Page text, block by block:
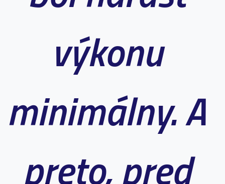
výkonu
minimálny. A
preto, pred